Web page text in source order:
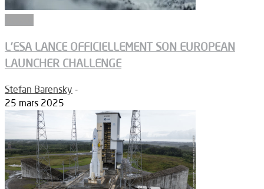
L’ESA LANCE OFFICIELLEMENT SON EUROPEAN
LAUNCHER CHALLENGE
Stefan Barensky -
25 mars 2025